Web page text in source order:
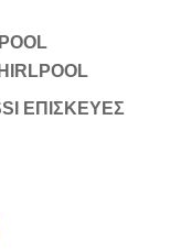
ΕΠΙΣΚΕΥΕΣ